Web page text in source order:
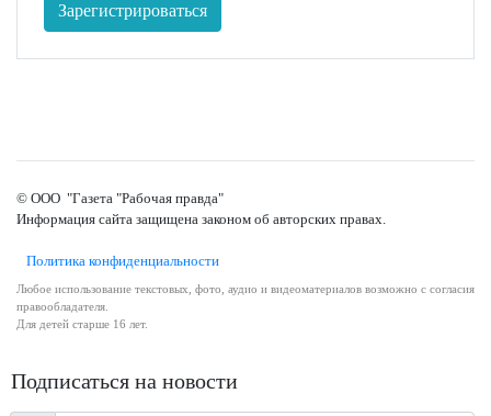
Зарегистрироваться
© ООО "Газета "Рабочая правда"
Информация сайта защищена законом об авторских правах.
Политика конфиденциальности
Любое использование текстовых, фото, аудио и видеоматериалов возможно с согласия
правообладателя.
Для детей старше 16 лет.
Подписаться на новости